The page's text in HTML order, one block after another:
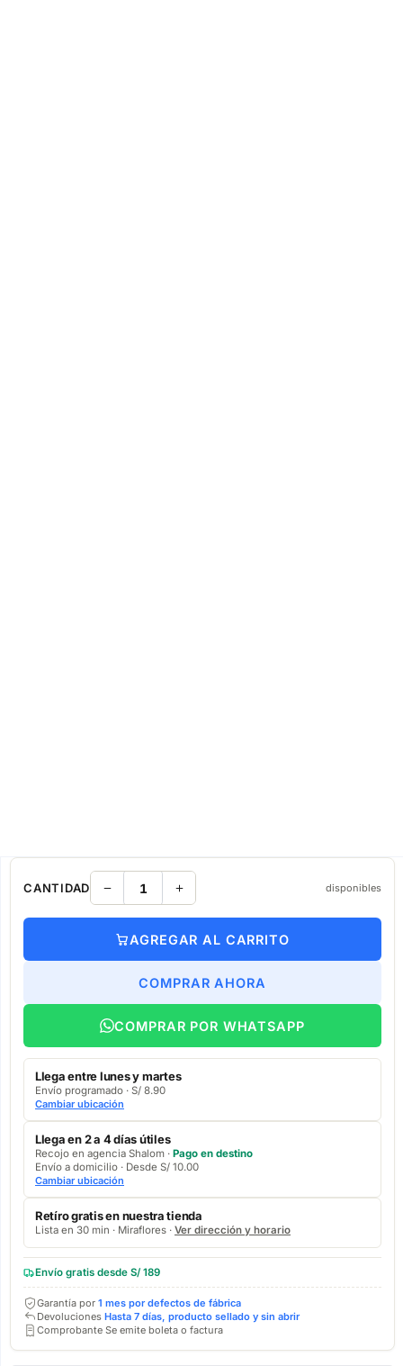
CANTIDAD disponibles
AGREGAR AL CARRITO
COMPRAR AHORA
COMPRAR POR WHATSAPP
Llega entre lunes y martes
Envío programado · S/ 8.90
Cambiar ubicación
Llega en 2 a 4 días útiles
Recojo en agencia Shalom · Pago en destino
Envío a domicilio · Desde S/ 10.00
Cambiar ubicación
Retíro gratis en nuestra tienda
Lista en 30 min · Miraflores · Ver dirección y horario
Envío gratis desde S/ 189
Garantía por 1 mes por defectos de fábrica
Devoluciones Hasta 7 días, producto sellado y sin abrir
Comprobante Se emite boleta o factura